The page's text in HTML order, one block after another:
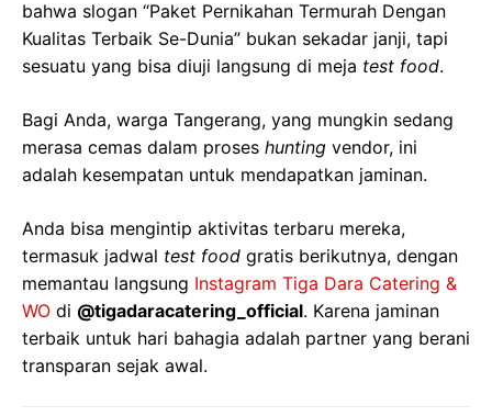
bahwa slogan “Paket Pernikahan Termurah Dengan
Kualitas Terbaik Se-Dunia” bukan sekadar janji, tapi
sesuatu yang bisa diuji langsung di meja test food.
Bagi Anda, warga Tangerang, yang mungkin sedang
merasa cemas dalam proses hunting vendor, ini
adalah kesempatan untuk mendapatkan jaminan.
Anda bisa mengintip aktivitas terbaru mereka,
termasuk jadwal test food gratis berikutnya, dengan
memantau langsung Instagram Tiga Dara Catering &
WO di @tigadaracatering_official. Karena jaminan
terbaik untuk hari bahagia adalah partner yang berani
transparan sejak awal.